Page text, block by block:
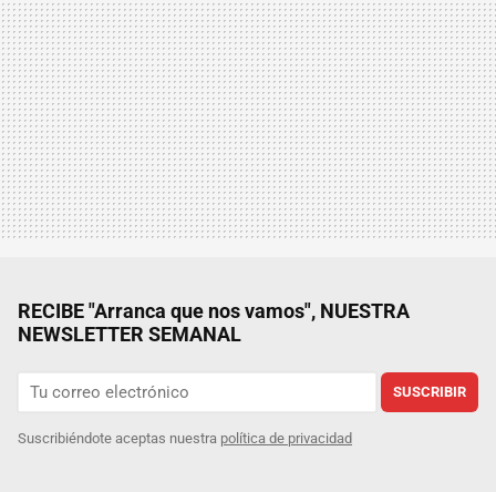
RECIBE "Arranca que nos vamos", NUESTRA
NEWSLETTER SEMANAL
SUSCRIBIR
Suscribiéndote aceptas nuestra política de privacidad